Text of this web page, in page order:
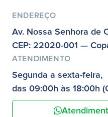
ENDEREÇO
Av. Nossa Senhora de
CEP: 22020-001 —
ATENDIMENTO
Segunda a sexta-feira,
das 09:00h às 18:00h